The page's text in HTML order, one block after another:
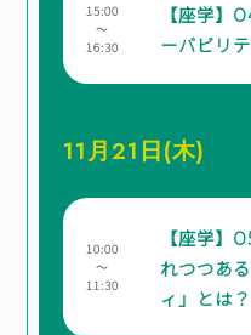
15:00
～
16:30
【座学】
ーバビリ
11月21日(木)
10:00
～
11:30
【座学】
れつつあ
ィ」とは？